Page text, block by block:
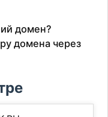
домен?
домена через